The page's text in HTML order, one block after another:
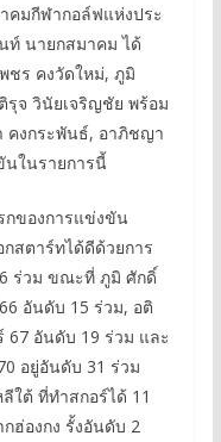
คมกีฬากอล์ฟแห่งประ
ท์ นายกสมาคม ได้
ชร คงวัดใหม่, ภูมิ
จ วินัยเจริญชัย พร้อม
คงกระพันธ์, อาภิชญา
ในรายการนี้
กของการแข่งขัน
สตาร์ทได้ดีด้วยการ
ร่วม ขณะที่ ภูมิ ศักดิ์
อันดับ 15 ร่วม, อติ
67 อันดับ 19 ร่วม และ
อยู่อันดับ 31 ร่วม
ใต้ ที่ทำสกอร์ได้ 11
ฮ่องกง รั้งอันดับ 2